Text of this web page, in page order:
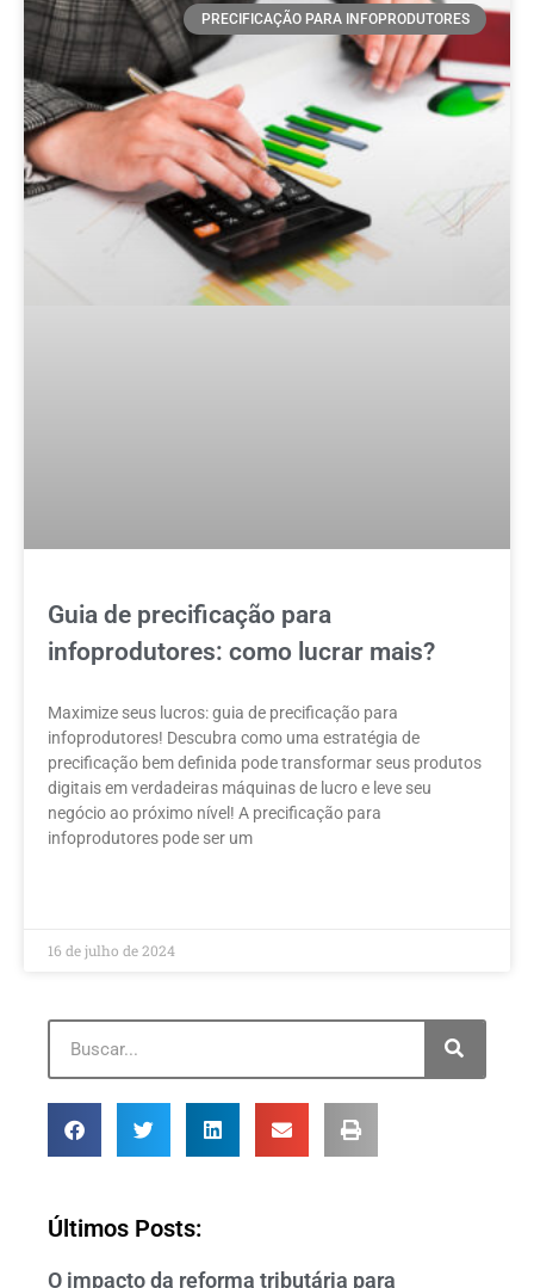
PRECIFICAÇÃO PARA INFOPRODUTORES
Guia de precificação para
infoprodutores: como lucrar mais?
Maximize seus lucros: guia de precificação para
infoprodutores! Descubra como uma estratégia de
precificação bem definida pode transformar seus produtos
digitais em verdadeiras máquinas de lucro e leve seu
negócio ao próximo nível! A precificação para
infoprodutores pode ser um
16 de julho de 2024
Últimos Posts:
O impacto da reforma tributária para